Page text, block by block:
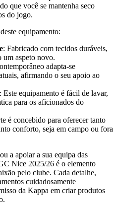
que você se mantenha seco
do jogo.
equipamento:
: Fabricado com tecidos duráveis,
um aspeto novo.
adapta-se
afirmando o seu apoio ao
: Este equipamento é fácil de lavar,
para os aficionados do
é concebido para oferecer tanto
conforto, seja em campo ou fora
a apoiar a sua equipa das
Nice 2025/26 é o elemento
pelo clube. Cada detalhe,
cuidadosamente
da Kappa em criar produtos